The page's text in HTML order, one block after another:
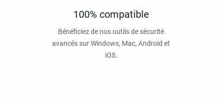
100% compatible
Bénéficiez de nos outils de sécurité
avancés sur Windows, Mac, Android et
iOS.